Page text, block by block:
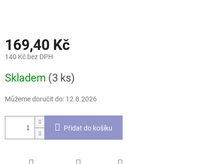
169,40 Kč
140 Kč bez DPH
cena:
Skladem (3 ks)
Můžeme doručit do: 12.8.2026
Přidat do košíku